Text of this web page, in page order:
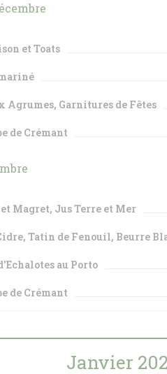
et Toats
Garnitures de Fêtes
de Crémant
Magret, Jus Terre et Mer
Tatin de Fenouil, Beurre
au Porto
de Crémant
Janvier